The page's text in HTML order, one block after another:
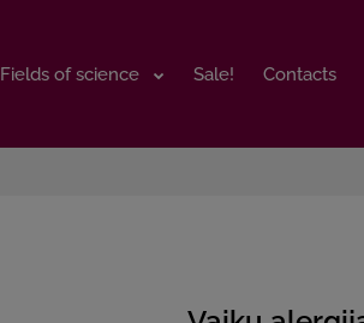
Fields of science Sale! Contacts
Fields of science Sale! Contacts